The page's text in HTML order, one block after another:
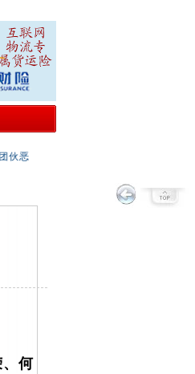
违约；非法侵占协会信息
何